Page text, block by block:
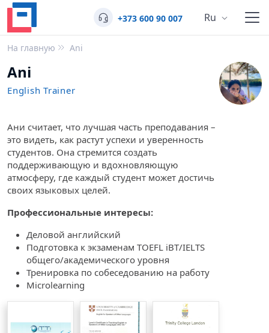
+373 600 90 007 Ru
На главную Ani
Ani
English Trainer
Ани считает, что лучшая часть преподавания –
это видеть, как растут успехи и уверенность
студентов. Она стремится создать
поддерживающую и вдохновляющую
атмосферу, где каждый студент может достичь
своих языковых целей.
Профессиональные интересы:
Деловой английский
Подготовка к экзаменам TOEFL iBT/IELTS
общего/академического уровня
Тренировка по собеседованию на работу
Microlearning